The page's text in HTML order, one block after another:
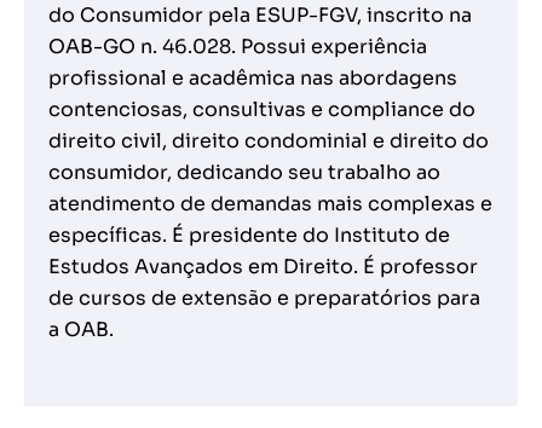
do Consumidor pela ESUP-FGV, inscrito na
OAB-GO n. 46.028. Possui experiência
profissional e acadêmica nas abordagens
contenciosas, consultivas e compliance do
direito civil, direito condominial e direito do
consumidor, dedicando seu trabalho ao
atendimento de demandas mais complexas e
específicas. É presidente do Instituto de
Estudos Avançados em Direito. É professor
de cursos de extensão e preparatórios para
a OAB.